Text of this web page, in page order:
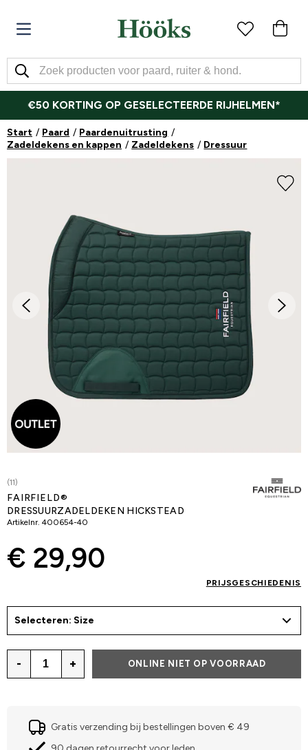
€50 KORTING OP GESELECTEERDE RIJHELMEN*
Start Paard
Paardenuitrusting
Zadeldekens en kappen
Zadeldekens Dressuur
(11)
FAIRFIELD®
DRESSUURZADELDEKEN HICKSTEAD
Artikelnr. 400654-40
€ 29,90
PRIJSGESCHIEDENIS
Selecteren: Size
- + ONLINE NIET OP VOORRAAD
Gratis verzending bij bestellingen boven € 49